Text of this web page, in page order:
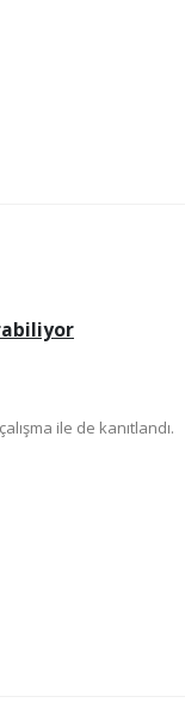
ile de kanıtlandı.